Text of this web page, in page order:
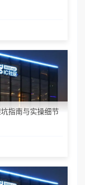
指南与实操细节